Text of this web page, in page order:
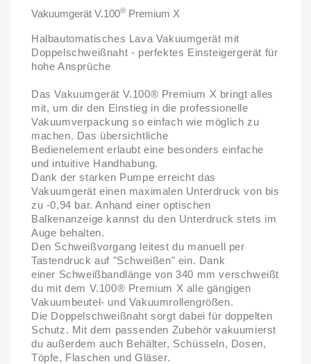
Vakuumgerät V.100® Premium X
Halbautomatisches Lava Vakuumgerät mit
Doppelschweißnaht - perfektes Einsteigergerät für
hohe Ansprüche
Das Vakuumgerät V.100® Premium X bringt alles
mit, um dir den Einstieg in die professionelle
Vakuumverpackung so einfach wie möglich zu
machen. Das übersichtliche
Bedienelement erlaubt eine besonders einfache
und intuitive Handhabung.
Dank der starken Pumpe erreicht das
Vakuumgerät einen maximalen Unterdruckvon bis
zu -0,94 bar. Anhand einer optischen
Balkenanzeige kannst du den Unterdruck stets im
Auge behalten.
Den Schweißvorgang leitest du manuell per
Tastendruck auf "Schweißen" ein. Dank
einer Schweißbandlänge von 340 mm verschweißt
du mit dem V.100® Premium X alle gängigen
Vakuumbeutel- und Vakuumrollengrößen.
Die Doppelschweißnahtsorgt dabei für doppelten
Schutz. Mit dem passenden Zubehör vakuumierst
du außerdem auch Behälter, Schüsseln, Dosen,
Töpfe, Flaschen und Gläser.